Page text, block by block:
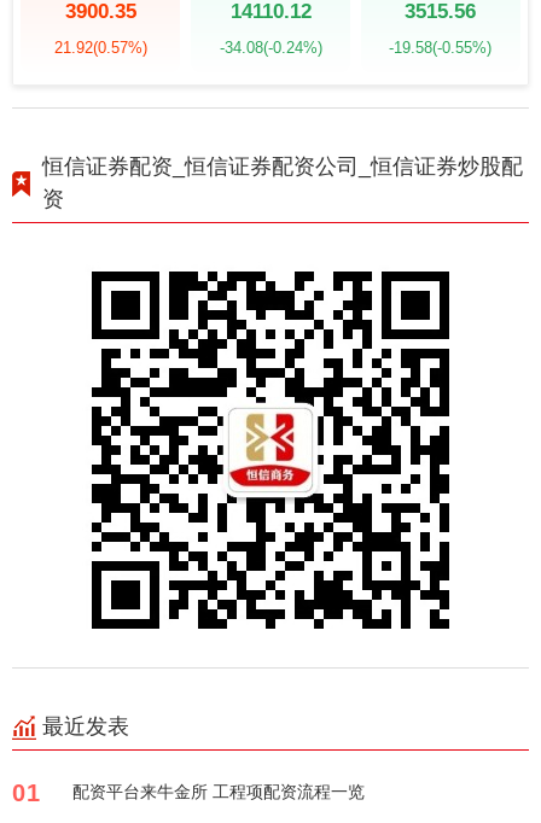
3900.35
21.92(0.57%)
14110.12
-34.08(-0.24%)
3515.56
-19.58(-0.55%)
恒信证券配资_恒信证券配资公司_恒信证券炒股配
资
最近发表
01 配资平台来牛金所 工程项配资流程一览